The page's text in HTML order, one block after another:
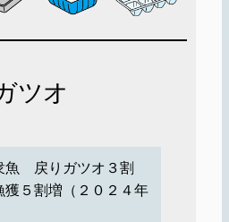
ツオ
魚 戻りガツオ３割
５割増（２０２４年